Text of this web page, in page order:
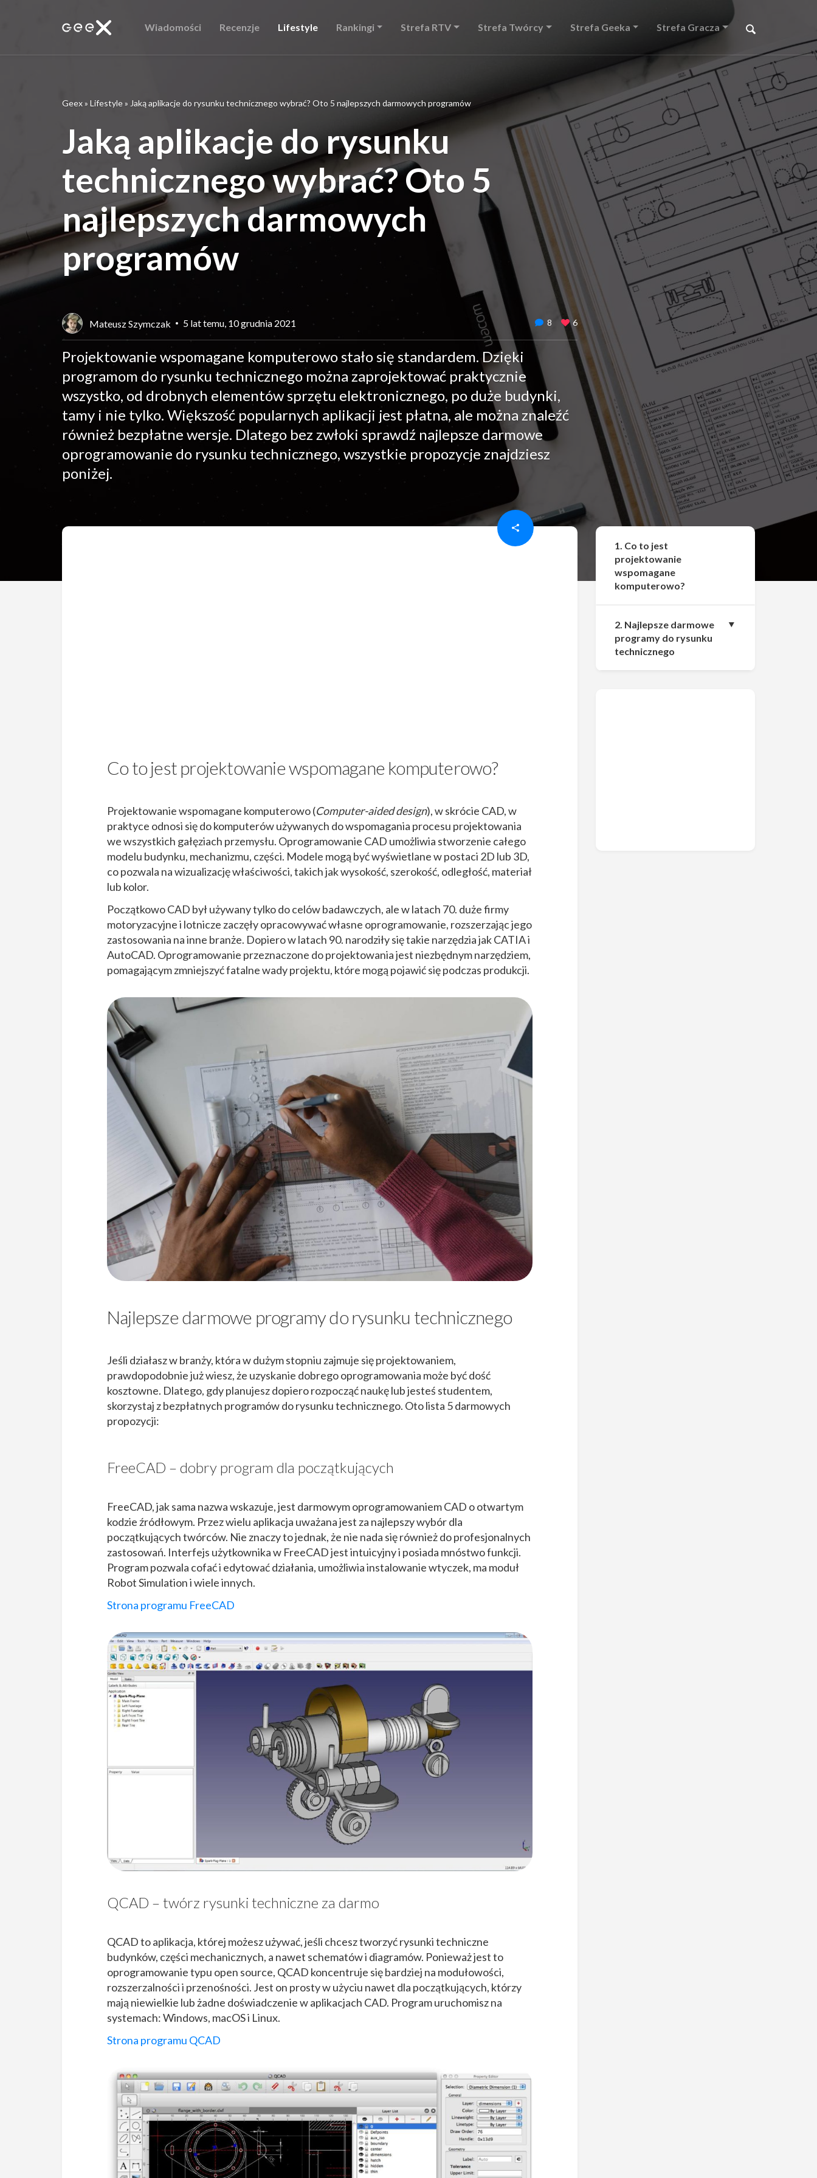
Wiadomości Recenzje Lifestyle Rankingi Strefa RTV Strefa Twórcy Strefa Geeka Strefa Gracza
Geex» Lifestyle» Jaką aplikacje do rysunku technicznego wybrać? Oto 5 najlepszych darmowych programów
Jaką aplikacje do rysunku
technicznego wybrać? Oto 5
najlepszych darmowych
programów
Mateusz Szymczak 5 lat temu, 10 grudnia 2021 8 6
Projektowanie wspomagane komputerowo stało się standardem. Dzięki
programom do rysunku technicznego można zaprojektować praktycznie
wszystko, od drobnych elementów sprzętu elektronicznego, po duże budynki,
tamy i nie tylko. Większość popularnych aplikacji jest płatna, ale można znaleźć
również bezpłatne wersje. Dlatego bez zwłoki sprawdź najlepsze darmowe
oprogramowanie do rysunku technicznego, wszystkie propozycje znajdziesz
poniżej.
Udostępnij
Co to jest projektowanie wspomagane komputerowo?
Projektowanie wspomagane komputerowo (Computer-aided design), w skrócie CAD, w
praktyce odnosi się do komputerów używanych do wspomagania procesu projektowania
we wszystkich gałęziach przemysłu. Oprogramowanie CAD umożliwia stworzenie całego
modelu budynku, mechanizmu, części. Modele mogą być wyświetlane w postaci 2D lub 3D,
co pozwala na wizualizację właściwości, takich jak wysokość, szerokość, odległość, materiał
lub kolor.
Początkowo CAD był używany tylko do celów badawczych, ale w latach 70. duże firmy
motoryzacyjne i lotnicze zaczęły opracowywać własne oprogramowanie, rozszerzając jego
zastosowania na inne branże. Dopiero w latach 90. narodziły się takie narzędzia jak CATIA i
AutoCAD. Oprogramowanie przeznaczone do projektowania jest niezbędnym narzędziem,
pomagającym zmniejszyć fatalne wady projektu, które mogą pojawić się podczas produkcji.
Najlepsze darmowe programy do rysunku technicznego
Jeśli działasz w branży, która w dużym stopniu zajmuje się projektowaniem,
prawdopodobnie już wiesz, że uzyskanie dobrego oprogramowania może być dość
kosztowne. Dlatego, gdy planujesz dopiero rozpocząć naukę lub jesteś studentem,
skorzystaj z bezpłatnych programów do rysunku technicznego. Oto lista 5 darmowych
propozycji:
FreeCAD – dobry program dla początkujących
FreeCAD, jak sama nazwa wskazuje, jest darmowym oprogramowaniem CAD o otwartym
kodzie źródłowym. Przez wielu aplikacja uważana jest za najlepszy wybór dla
początkujących twórców. Nie znaczy to jednak, że nie nada się również do profesjonalnych
zastosowań. Interfejs użytkownika w FreeCAD jest intuicyjny i posiada mnóstwo funkcji.
Program pozwala cofać i edytować działania, umożliwia instalowanie wtyczek, ma moduł
Robot Simulation i wiele innych.
Strona programu FreeCAD
QCAD – twórz rysunki techniczne za darmo
QCAD to aplikacja, której możesz używać, jeśli chcesz tworzyć rysunki techniczne
budynków, części mechanicznych, a nawet schematów i diagramów. Ponieważ jest to
oprogramowanie typu open source, QCAD koncentruje się bardziej na modułowości,
rozszerzalności i przenośności. Jest on prosty w użyciu nawet dla początkujących, którzy
mają niewielkie lub żadne doświadczenie w aplikacjach CAD. Program uruchomisz na
systemach: Windows, macOS i Linux.
Strona programu QCAD
1. Co to jest
projektowanie
wspomagane
komputerowo?
2. Najlepsze darmowe
programy do rysunku
technicznego